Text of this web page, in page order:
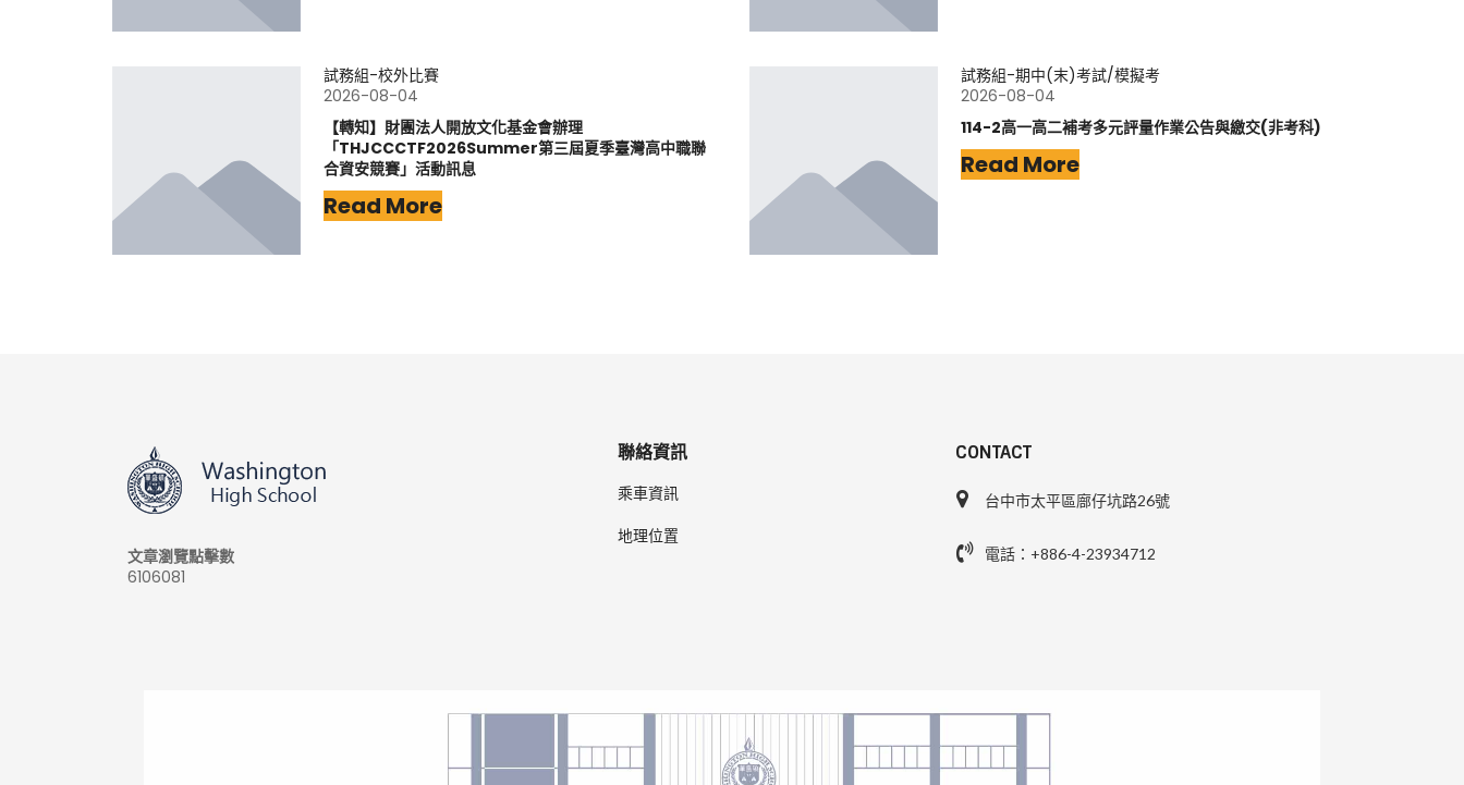
試務組-校外比賽
2026-08-04
【轉知】財團法人開放文化基金會辦理
「THJCCCTF2026Summer第三屆夏季臺灣高中職聯
合資安競賽」活動訊息
Read More
試務組-期中(末)考試/模擬考
2026-08-04
114-2高一高二補考多元評量作業公告與繳交(非考科)
Read More
文章瀏覽點擊數
6106081
聯絡資訊
乘車資訊
地理位置
CONTACT
台中市太平區廍仔坑路26號
電話：+886-4-23934712